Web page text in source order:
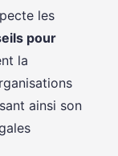
les
pour
la
ainsi son